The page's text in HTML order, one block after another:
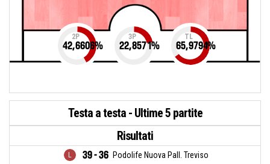
2P
42,6606%
3P
22,8571%
TL
65,9794%
Testa a testa - Ultime 5 partite
Risultati
39 - 36 Podolife Nuova Pall. Treviso